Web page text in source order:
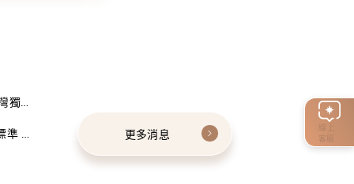
線上
客服
獨家
建 更多消息